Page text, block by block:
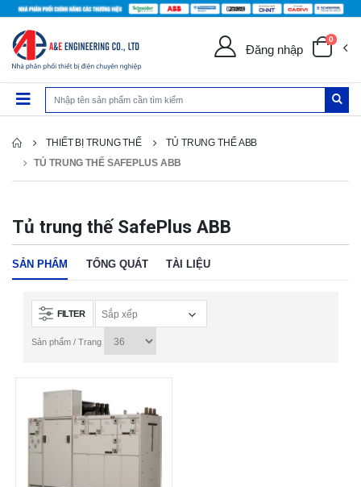
Đăng nhập
0
THIẾT BỊ TRUNG THẾ
TỦ TRUNG THẾ ABB
TỦ TRUNG THẾ SAFEPLUS ABB
Tủ trung thế SafePlus ABB
SẢN PHẨM TỔNG QUÁT TÀI LIỆU
FILTER
Sản phẩm / Trang